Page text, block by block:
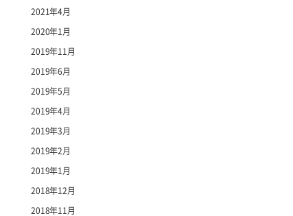
2021年4月
2020年1月
2019年11月
2019年6月
2019年5月
2019年4月
2019年3月
2019年2月
2019年1月
2018年12月
2018年11月